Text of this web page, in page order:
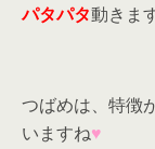
パタパタ動きます
つばめは、特徴
いますね♥